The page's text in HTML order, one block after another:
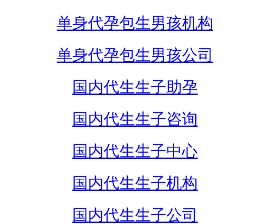
单身代孕包生男孩机构
单身代孕包生男孩公司
国内代生生子助孕
国内代生生子咨询
国内代生生子中心
国内代生生子机构
国内代生生子公司